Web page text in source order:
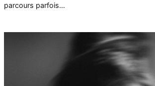
parcours parfois…